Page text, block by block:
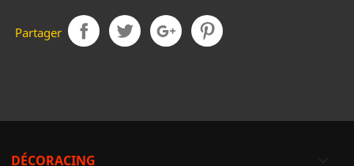
Partager
DÉCORACING